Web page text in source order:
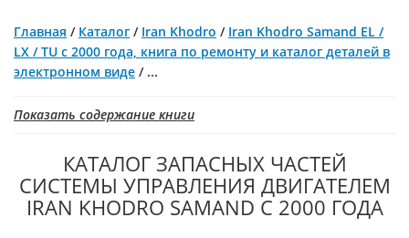
Главная / Каталог / Iran Khodro / Iran Khodro Samand EL /
LX / TU с 2000 года, книга по ремонту и каталог деталей в
электронном виде / ...
Показать содержание книги
КАТАЛОГ ЗАПАСНЫХ ЧАСТЕЙ
СИСТЕМЫ УПРАВЛЕНИЯ ДВИГАТЕЛЕМ
IRAN KHODRO SAMAND С 2000 ГОДА